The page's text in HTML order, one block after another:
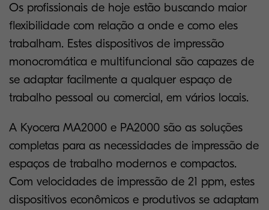
Os profissionais de hoje estão buscando maior
flexibilidade com relação a onde e como eles
trabalham. Estes dispositivos de impressão
monocromática e multifuncional são capazes de
se adaptar facilmente a qualquer espaço de
trabalho pessoal ou comercial, em vários locais.
A Kyocera MA2000 e PA2000 são as soluções
completas para as necessidades de impressão de
espaços de trabalho modernos e compactos.
Com velocidades de impressão de 21 ppm, estes
dispositivos econômicos e produtivos se adaptam